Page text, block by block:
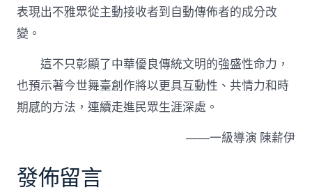
表現出不雅眾從主動接收者到自動傳佈者的成分改
變。
這不只彰顯了中華優良傳統文明的強盛性命力，
也預示著今世舞臺創作將以更具互動性、共情力和時
期感的方法，連續走進民眾生涯深處。
——一級導演 陳薪伊
發佈留言